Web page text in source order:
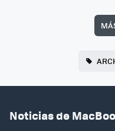
Noticias de